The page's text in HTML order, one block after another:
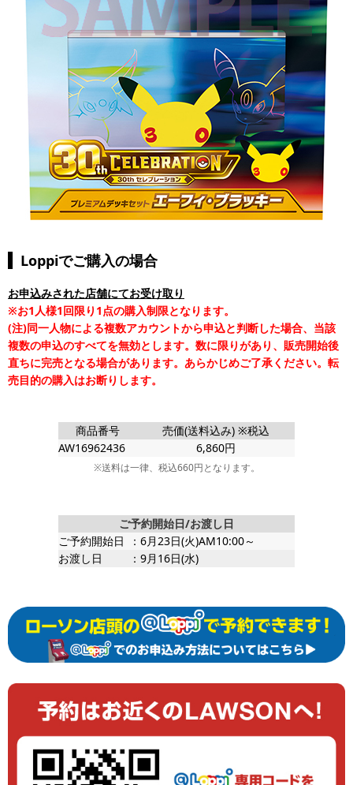
Loppiでご購入の場合
お申込みされた店舗にてお受け取り
※お1人様1回限り1点の購入制限となります。
(注)同一人物による複数アカウントから申込と判断した場合、当該
複数の申込のすべてを無効とします。数に限りがあり、販売開始後
直ちに完売となる場合があります。あらかじめご了承ください。転
売目的の購入はお断りします。
商品番号
AW16962436
売価(送料込み) ※税込
6,860円
※送料は一律、税込660円となります。
ご予約開始日/お渡し日
ご予約開始日
お渡し日
：6月23日(火)AM10:00～
：9月16日(水)